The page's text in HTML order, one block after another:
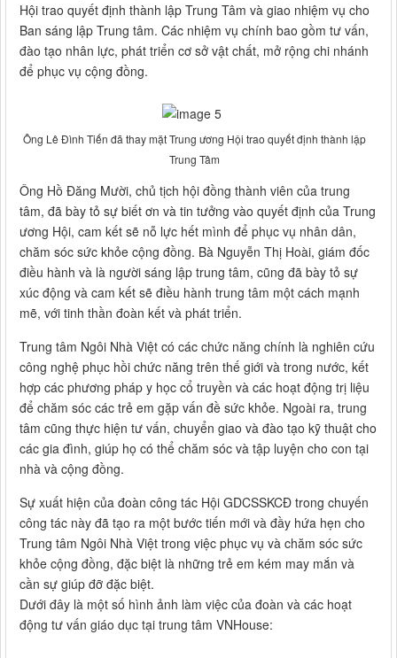
Hội trao quyết định thành lập Trung Tâm và giao nhiệm vụ cho
Ban sáng lập Trung tâm. Các nhiệm vụ chính bao gồm tư vấn,
đào tạo nhân lực, phát triển cơ sở vật chất, mở rộng chi nhánh
để phục vụ cộng đồng.
Ông Lê Đình Tiến đã thay mặt Trung ương Hội trao quyết định thành lập
Trung Tâm
Ông Hồ Đăng Mười, chủ tịch hội đồng thành viên của trung
tâm, đã bày tỏ sự biết ơn và tin tưởng vào quyết định của Trung
ương Hội, cam kết sẽ nỗ lực hết mình để phục vụ nhân dân,
chăm sóc sức khỏe cộng đồng. Bà Nguyễn Thị Hoài, giám đốc
điều hành và là người sáng lập trung tâm, cũng đã bày tỏ sự
xúc động và cam kết sẽ điều hành trung tâm một cách mạnh
mẽ, với tinh thần đoàn kết và phát triển.
Trung tâm Ngôi Nhà Việt có các chức năng chính là nghiên cứu
công nghệ phục hồi chức năng trên thế giới và trong nước, kết
hợp các phương pháp y học cổ truyền và các hoạt động trị liệu
để chăm sóc các trẻ em gặp vấn đề sức khỏe. Ngoài ra, trung
tâm cũng thực hiện tư vấn, chuyển giao và đào tạo kỹ thuật cho
các gia đình, giúp họ có thể chăm sóc và tập luyện cho con tại
nhà và cộng đồng.
Sự xuất hiện của đoàn công tác Hội GDCSSKCĐ trong chuyến
công tác này đã tạo ra một bước tiến mới và đầy hứa hẹn cho
Trung tâm Ngôi Nhà Việt trong việc phục vụ và chăm sóc sức
khỏe cộng đồng, đặc biệt là những trẻ em kém may mắn và
cần sự giúp đỡ đặc biệt.
Dưới đây là một số hình ảnh làm việc của đoàn và các hoạt
động tư vấn giáo dục tại trung tâm VNHouse: